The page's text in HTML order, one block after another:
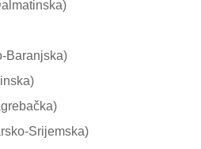
Baranjska)
Srijemska)